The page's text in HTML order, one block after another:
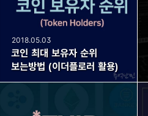
2018.05.03
코인 최대 보유자 순위
보는방법 (이더플로러 활용)